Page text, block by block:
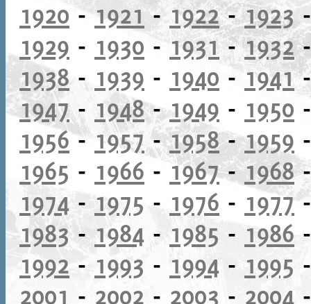
1920 -1921- 1922-1923
1929 - 1930 -1931-1932
1938- 1939 - 1940 - 1941
1947- 1948-1949 - 1950
1956- 1957-1958-1959
1965 - 1966 - 1967-1968
1974 -1975 - 1976 - 1977
1983- 1984 - 1985 - 1986
1992 - 1993 - 1994 - 1995
2001 - 2002 - 2003 - 2004